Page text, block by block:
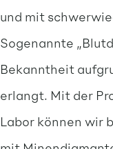
und mit
Sogenannte
Bekanntheit
erlangt. Mit der
Labor können wir